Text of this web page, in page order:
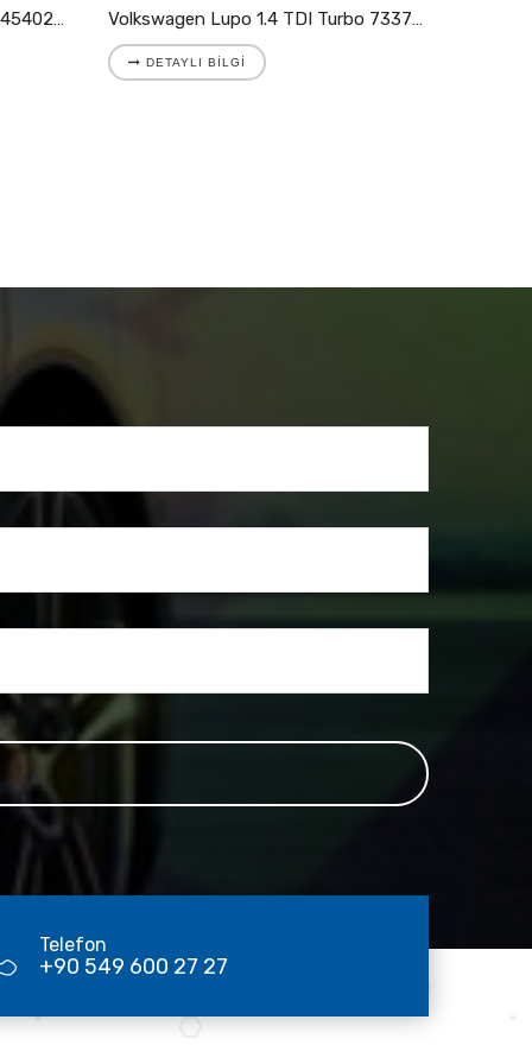
Volkswagen LT I 2.4 TD Turbo 454023-5002S Volkswagen Lupo 1.4 TDI Turbo 733783-5008S
DETAYLI BILGI
Telefon
+90 549 600 27 27